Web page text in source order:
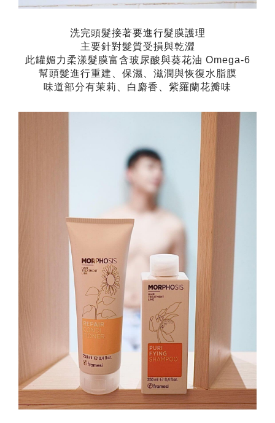
洗完頭髮接著要進行髮膜護理
主要針對髮質受損與乾澀
此罐媚力柔漾髮膜富含玻尿酸與葵花油 Omega-6
幫頭髮進行重建、保濕、滋潤與恢復水脂膜
味道部分有茉莉、白麝香、紫羅蘭花瓣味